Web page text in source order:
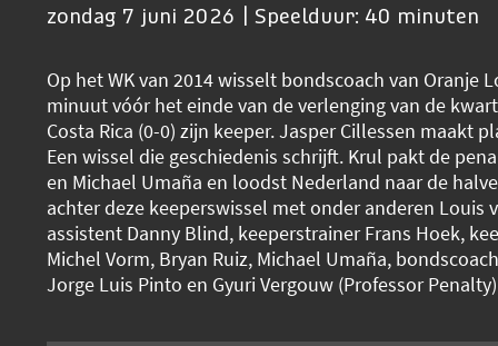
zondag 7 juni 2026 | Speelduur: 40 minuten
Op het WK van 2014 wisselt bondscoach van Oranje
minuut vóór het einde van de verlenging van de
Costa Rica (0-0) zijn keeper. Jasper Cillessen maakt
Een wissel die geschiedenis schrijft. Krul pakt de
en Michael Umaña en loodst Nederland naar de
achter deze keeperswissel met onder anderen Louis
assistent Danny Blind, keeperstrainer Frans Hoek,
Michel Vorm, Bryan Ruiz, Michael Umaña,
Jorge Luis Pinto en Gyuri Vergouw (Professor